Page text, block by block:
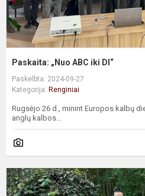
Paskaita: „Nuo ABC iki DI“
Paskelbta: 2024-09-27
Kategorija: Renginiai
Rugsėjo 26 d., minint Europos kalbų
anglų kalbos...